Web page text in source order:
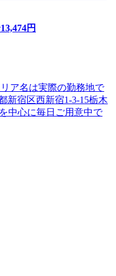
13,474円
ア名は実際の勤務地で
新宿区西新宿1-3-15栃木
中心に毎日ご用意中で